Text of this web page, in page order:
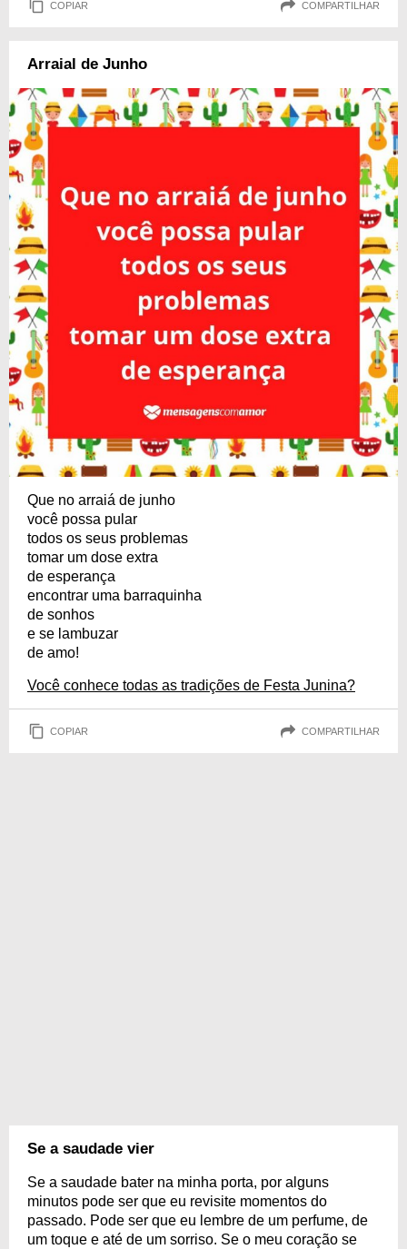
COPIAR COMPARTILHAR
Arraial de Junho
Que no arraiá de junho
você possa pular
todos os seus problemas
tomar um dose extra
de esperança
encontrar uma barraquinha
de sonhos
e se lambuzar
de amo!
Você conhece todas as tradições de Festa Junina?
COPIAR COMPARTILHAR
Se a saudade vier
Se a saudade bater na minha porta, por alguns
minutos pode ser que eu revisite momentos do
passado. Pode ser que eu lembre de um perfume, de
um toque e até de um sorriso. Se o meu coração se